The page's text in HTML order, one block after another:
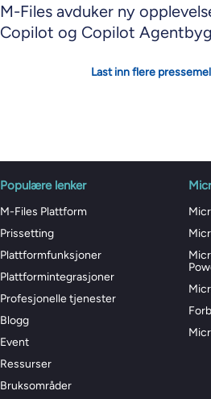
M-Files avduker ny
Copilot og Copilot
Last inn flere
Populære lenker
M-Files Plattform
Prissetting
Plattformfunksjoner
Plattformintegrasjoner
Profesjonelle tjenester
Blogg
Event
Ressurser
Bruksområder